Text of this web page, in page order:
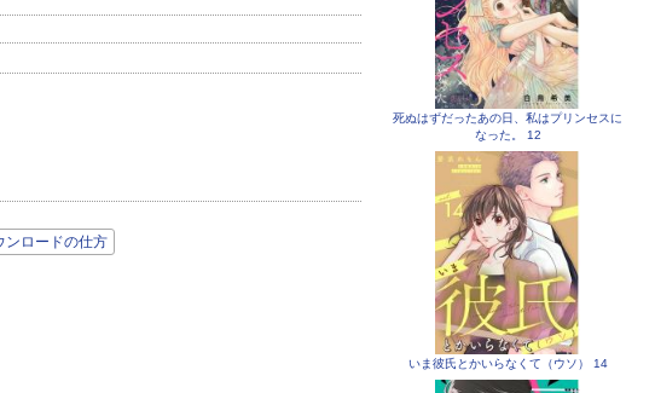
ンロードの仕方
死ぬはずだったあの日、私はプリンセスに
なった。 12
いま彼氏とかいらなくて（ウソ） 14